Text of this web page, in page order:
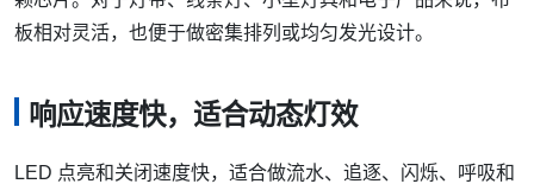
板相对灵活，也便于做密集排列或均匀发光设计。
响应速度快，适合动态灯效
LED 点亮和关闭速度快，适合做流水、追逐、闪烁、呼吸和